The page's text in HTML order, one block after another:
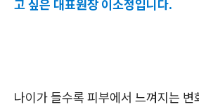
고 싶은 대표원장 이소정입니다.
나이가 들수록 피부에서 느껴지는